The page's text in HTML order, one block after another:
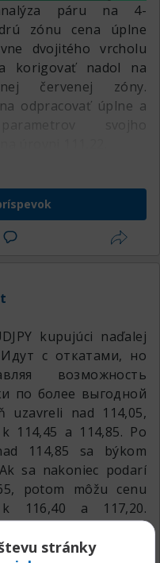
stránky
páru na 4-
zónu cena úplne
dvojitého vrcholu
korigovať nadol na
červenej zóny.
odpracovať úplne a
svojho
kupujúci naďalej
с откатами, но
возможность
по более выгодной
uzavreli nad 114,05,
114,45 a 114,85. Po
114,85 sa býkom
sa nakoniec podarí
potom môžu cenu
k 116,40 a 117,20.
vylúčiť, že v určitom
predsa len rozhodne